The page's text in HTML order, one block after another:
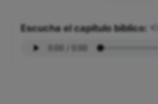
Escucha el capítulo bíblico: